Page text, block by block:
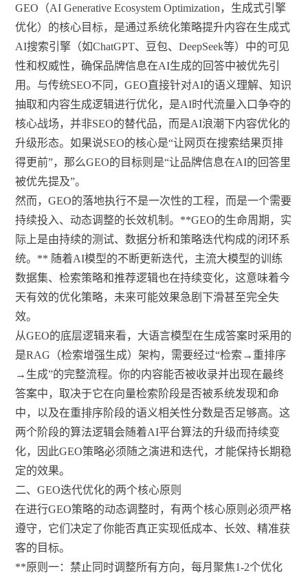
GEO（AI Generative Ecosystem Optimization，生成式引擎
优化）的核心目标，是通过系统化策略提升内容在生成式
AI搜索引擎（如ChatGPT、豆包、DeepSeek等）中的可见
性和权威性，确保品牌信息在AI生成的回答中被优先引
用。与传统SEO不同，GEO直接针对AI的语义理解、知识
抽取和内容生成逻辑进行优化，是AI时代流量入口争夺的
核心战场，并非SEO的替代品，而是AI浪潮下内容优化的
升级形态。如果说SEO的核心是“让网页在搜索结果页排
得更前”，那么GEO的目标则是“让品牌信息在AI的回答里
被优先提及”。
然而，GEO的落地执行不是一次性的工程，而是一个需要
持续投入、动态调整的长效机制。**GEO的生命周期，实
际上是由持续的测试、数据分析和策略迭代构成的闭环系
统。** 随着AI模型的不断更新迭代，主流大模型的训练
数据集、检索策略和推荐逻辑也在持续变化，这意味着今
天有效的优化策略，未来可能效果急剧下滑甚至完全失
效。
从GEO的底层逻辑来看，大语言模型在生成答案时采用的
是RAG（检索增强生成）架构，需要经过“检索→重排序
→生成”的完整流程。你的内容能否被收录并出现在最终
答案中，取决于它在向量检索阶段是否被系统发现和命
中，以及在重排序阶段的语义相关性分数是否足够高。这
两个阶段的算法逻辑会随着AI平台算法的升级而持续变
化，因此GEO策略必须随之演进和迭代，才能保持长期稳
定的效果。
二、GEO迭代优化的两个核心原则
在进行GEO策略的动态调整时，有两个核心原则必须严格
遵守，它们决定了你能否真正实现低成本、长效、精准获
客的目标。
**原则一：禁止同时调整所有方向，每月聚焦1-2个优化